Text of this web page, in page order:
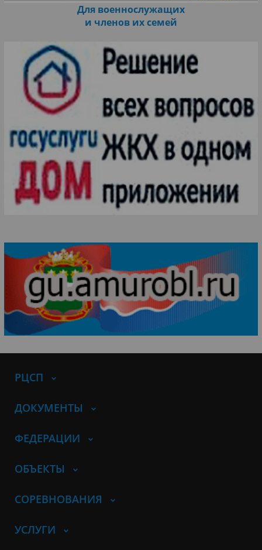
Для военнослужащих
и членов их семей
РЦСП
ДОКУМЕНТЫ
ФЕДЕРАЦИИ
ОБЪЕКТЫ
СОРЕВНОВАНИЯ
УСЛУГИ